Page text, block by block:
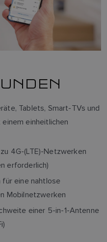
Tablets, Smart-TVs und
einheitlichen
4G-(LTE)-Netzwerken
erforderlich)
für eine nahtlose
Mobilnetzwerken
einer 5-in-1-Antenne